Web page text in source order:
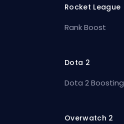
Rocket League
Rank Boost
Dota 2
Dota 2 Boosting
Overwatch 2